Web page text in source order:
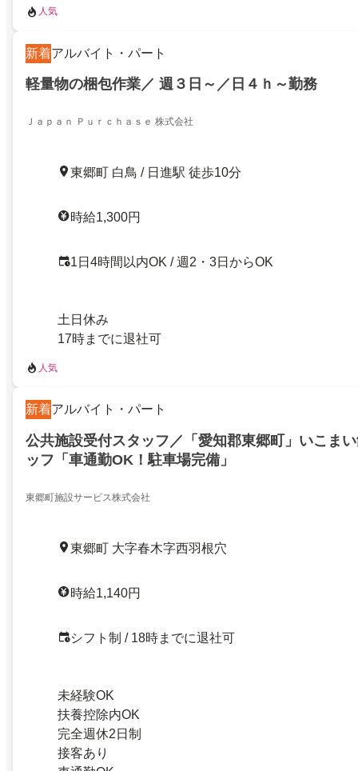
人気
新着アルバイト・パート
軽量物の梱包作業／ 週３日～／日４ｈ～勤務
Ｊａｐａｎ Ｐｕｒｃｈａｓｅ 株式会社
東郷町 白鳥 / 日進駅 徒歩10分
時給1,300円
1日4時間以内OK / 週2・3日からOK
土日休み
17時までに退社可
人気
新着アルバイト・パート
公共施設受付スタッフ／「愛知郡東郷町」いこま
ッフ「車通勤OK！駐車場完備」
東郷町施設サービス株式会社
東郷町 大字春木字西羽根穴
時給1,140円
シフト制 / 18時までに退社可
未経験OK
扶養控除内OK
完全週休2日制
接客あり